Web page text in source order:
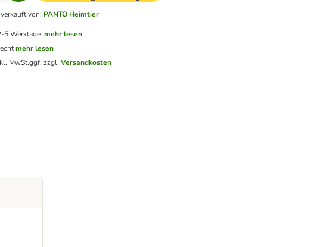
von: PANTO Heimtier
5 Werktage. mehr lesen
mehr lesen
MwSt.ggf. zzgl. Versandkosten